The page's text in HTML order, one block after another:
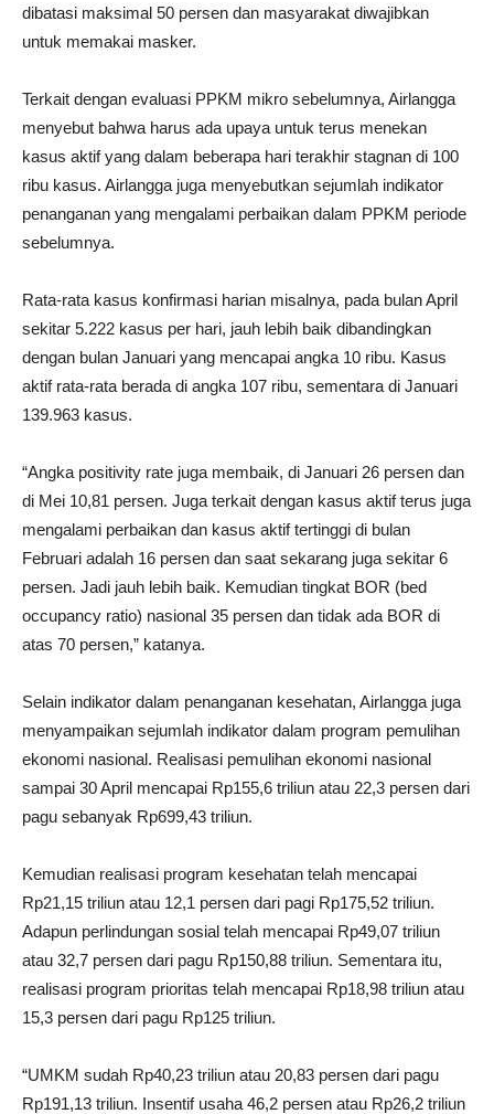
dibatasi maksimal 50 persen dan masyarakat diwajibkan
untuk memakai masker.
Terkait dengan evaluasi PPKM mikro sebelumnya, Airlangga
menyebut bahwa harus ada upaya untuk terus menekan
kasus aktif yang dalam beberapa hari terakhir stagnan di 100
ribu kasus. Airlangga juga menyebutkan sejumlah indikator
penanganan yang mengalami perbaikan dalam PPKM periode
sebelumnya.
Rata-rata kasus konfirmasi harian misalnya, pada bulan April
sekitar 5.222 kasus per hari, jauh lebih baik dibandingkan
dengan bulan Januari yang mencapai angka 10 ribu. Kasus
aktif rata-rata berada di angka 107 ribu, sementara di Januari
139.963 kasus.
“Angka positivity rate juga membaik, di Januari 26 persen dan
di Mei 10,81 persen. Juga terkait dengan kasus aktif terus juga
mengalami perbaikan dan kasus aktif tertinggi di bulan
Februari adalah 16 persen dan saat sekarang juga sekitar 6
persen. Jadi jauh lebih baik. Kemudian tingkat BOR (bed
occupancy ratio) nasional 35 persen dan tidak ada BOR di
atas 70 persen,” katanya.
Selain indikator dalam penanganan kesehatan, Airlangga juga
menyampaikan sejumlah indikator dalam program pemulihan
ekonomi nasional. Realisasi pemulihan ekonomi nasional
sampai 30 April mencapai Rp155,6 triliun atau 22,3 persen dari
pagu sebanyak Rp699,43 triliun.
Kemudian realisasi program kesehatan telah mencapai
Rp21,15 triliun atau 12,1 persen dari pagi Rp175,52 triliun.
Adapun perlindungan sosial telah mencapai Rp49,07 triliun
atau 32,7 persen dari pagu Rp150,88 triliun. Sementara itu,
realisasi program prioritas telah mencapai Rp18,98 triliun atau
15,3 persen dari pagu Rp125 triliun.
“UMKM sudah Rp40,23 triliun atau 20,83 persen dari pagu
Rp191,13 triliun. Insentif usaha 46,2 persen atau Rp26,2 triliun